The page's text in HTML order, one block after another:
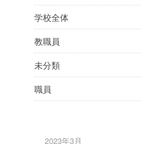
学校全体
教職員
未分類
職員
2023年3月